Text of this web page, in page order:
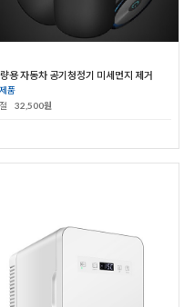
용 자동차 공기청정기 미세먼지 제거
품
32,500원